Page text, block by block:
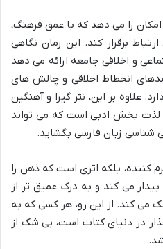
امکان را می دهد که با عمق فرهنگ،
برقرار کند. این رمان نگاهی
و اخلاقی جامعه ارائه می دهد
انحطاط اخلاقی و چالش های
علاوه بر این، نثر گیرا و آهنگین
لذت بخش ادبی است که می تواند
شناسی زبان فارسی بگشاید.
کننده، بلکه اثری است که ذهن را
می کند و به درک عمیق تر از
می کند. از این رو، هر کسی که به
در دنیای کتاب است، بی شک از